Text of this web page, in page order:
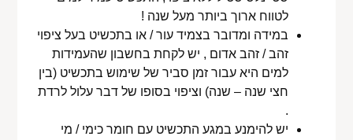
לטווח ארוך ביותר מעל שנה !
במידה ומדובר בצמיד עור / או בתכשיט בעל ציפוי
זהב / זהב אדום , יש לקחת בחשבון שהעמידות
למים היא עבור זמן סביר של שימוש בתכשיט (בין
חצי שנה – שנה) וציפוי בסופו של דבר עלול לרדת
.
יש להימנע במגע התכשיט עם חומר כימי / מי